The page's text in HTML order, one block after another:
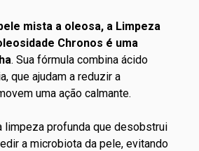
mista a oleosa, a Limpeza
Chronos é uma
. Sua fórmula combina ácido
que ajudam a reduzir a
uma ação calmante.
limpeza profunda que desobstrui
a microbiota da pele, evitando